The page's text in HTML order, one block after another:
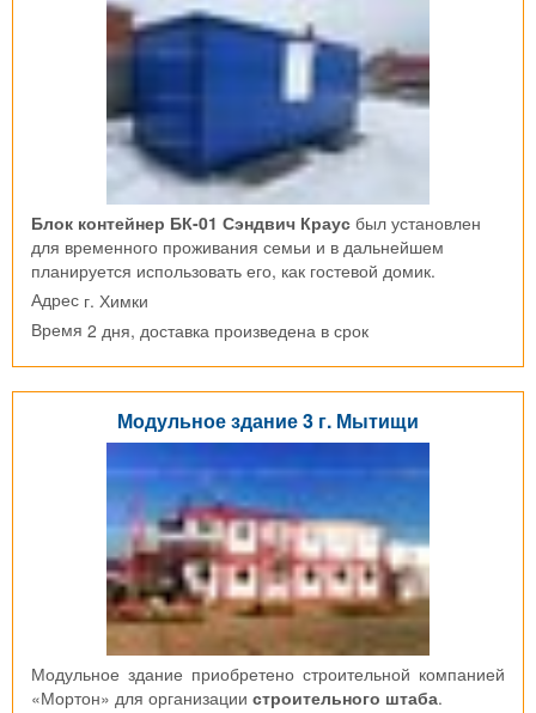
Блок контейнер БК-01 Сэндвич Краус был установлен
для временного проживания семьи и в дальнейшем
планируется использовать его, как гостевой домик.
Адрес г. Химки
Время 2 дня, доставка произведена в срок
Модульное здание 3 г. Мытищи
Модульное здание приобретено строительной компанией
«Мортон» для организации строительного штаба.